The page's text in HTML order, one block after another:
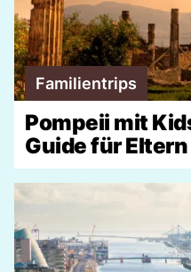
Familientrips
Pompeii mit
Guide für Eltern